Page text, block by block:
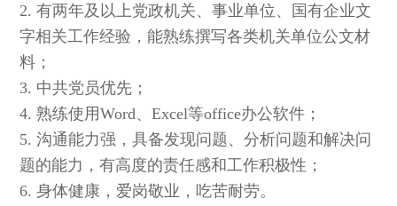
2. 有两年及以上党政机关、事业单位、国有企业文
字相关工作经验，能熟练撰写各类机关单位公文材
料；
3. 中共党员优先；
4. 熟练使用Word、Excel等office办公软件；
5. 沟通能力强，具备发现问题、分析问题和解决问
题的能力，有高度的责任感和工作积极性；
6. 身体健康，爱岗敬业，吃苦耐劳。